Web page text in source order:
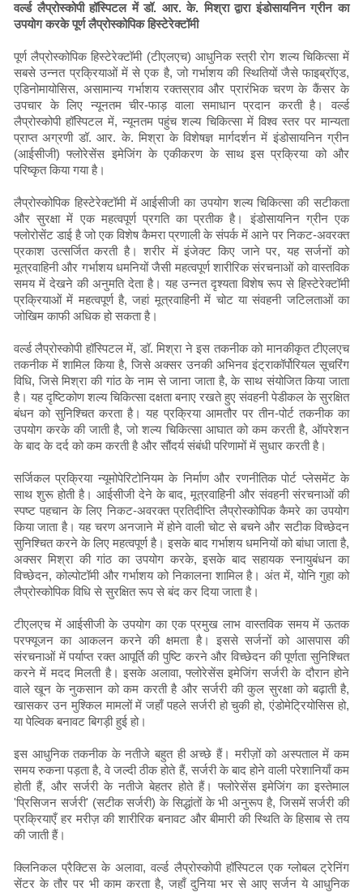
वर्ल्ड लैप्रोस्कोपी हॉस्पिटल में डॉ. आर. के. मिश्रा द्वारा इंडोसायनिन ग्रीन का
उपयोग करके पूर्ण लैप्रोस्कोपिक हिस्टेरेक्टॉमी
पूर्ण लैप्रोस्कोपिक हिस्टेरेक्टॉमी (टीएलएच) आधुनिक स्त्री रोग शल्य चिकित्सा में
सबसे उन्नत प्रक्रियाओं में से एक है, जो गर्भाशय की स्थितियों जैसे फाइब्रॉएड,
एडिनोमायोसिस, असामान्य गर्भाशय रक्तस्राव और प्रारंभिक चरण के कैंसर के
उपचार के लिए न्यूनतम चीर-फाड़ वाला समाधान प्रदान करती है। वर्ल्ड
लैप्रोस्कोपी हॉस्पिटल में, न्यूनतम पहुंच शल्य चिकित्सा में विश्व स्तर पर मान्यता
प्राप्त अग्रणी डॉ. आर. के. मिश्रा के विशेषज्ञ मार्गदर्शन में इंडोसायनिन ग्रीन
(आईसीजी) फ्लोरेसेंस इमेजिंग के एकीकरण के साथ इस प्रक्रिया को और
परिष्कृत किया गया है।
लैप्रोस्कोपिक हिस्टेरेक्टॉमी में आईसीजी का उपयोग शल्य चिकित्सा की सटीकता
और सुरक्षा में एक महत्वपूर्ण प्रगति का प्रतीक है। इंडोसायनिन ग्रीन एक
फ्लोरोसेंट डाई है जो एक विशेष कैमरा प्रणाली के संपर्क में आने पर निकट-अवरक्त
प्रकाश उत्सर्जित करती है। शरीर में इंजेक्ट किए जाने पर, यह सर्जनों को
मूत्रवाहिनी और गर्भाशय धमनियों जैसी महत्वपूर्ण शारीरिक संरचनाओं को वास्तविक
समय में देखने की अनुमति देता है। यह उन्नत दृश्यता विशेष रूप से हिस्टेरेक्टॉमी
प्रक्रियाओं में महत्वपूर्ण है, जहां मूत्रवाहिनी में चोट या संवहनी जटिलताओं का
जोखिम काफी अधिक हो सकता है।
वर्ल्ड लैप्रोस्कोपी हॉस्पिटल में, डॉ. मिश्रा ने इस तकनीक को मानकीकृत टीएलएच
तकनीक में शामिल किया है, जिसे अक्सर उनकी अभिनव इंट्राकॉर्पोरियल सूचरिंग
विधि, जिसे मिश्रा की गांठ के नाम से जाना जाता है, के साथ संयोजित किया जाता
है। यह दृष्टिकोण शल्य चिकित्सा दक्षता बनाए रखते हुए संवहनी पेडीकल के सुरक्षित
बंधन को सुनिश्चित करता है। यह प्रक्रिया आमतौर पर तीन-पोर्ट तकनीक का
उपयोग करके की जाती है, जो शल्य चिकित्सा आघात को कम करती है, ऑपरेशन
के बाद के दर्द को कम करती है और सौंदर्य संबंधी परिणामों में सुधार करती है।
सर्जिकल प्रक्रिया न्यूमोपेरिटोनियम के निर्माण और रणनीतिक पोर्ट प्लेसमेंट के
साथ शुरू होती है। आईसीजी देने के बाद, मूत्रवाहिनी और संवहनी संरचनाओं की
स्पष्ट पहचान के लिए निकट-अवरक्त प्रतिदीप्ति लैप्रोस्कोपिक कैमरे का उपयोग
किया जाता है। यह चरण अनजाने में होने वाली चोट से बचने और सटीक विच्छेदन
सुनिश्चित करने के लिए महत्वपूर्ण है। इसके बाद गर्भाशय धमनियों को बांधा जाता है,
अक्सर मिश्रा की गांठ का उपयोग करके, इसके बाद सहायक स्नायुबंधन का
विच्छेदन, कोल्पोटॉमी और गर्भाशय को निकालना शामिल है। अंत में, योनि गुहा को
लैप्रोस्कोपिक विधि से सुरक्षित रूप से बंद कर दिया जाता है।
टीएलएच में आईसीजी के उपयोग का एक प्रमुख लाभ वास्तविक समय में ऊतक
परफ्यूजन का आकलन करने की क्षमता है। इससे सर्जनों को आसपास की
संरचनाओं में पर्याप्त रक्त आपूर्ति की पुष्टि करने और विच्छेदन की पूर्णता सुनिश्चित
करने में मदद मिलती है। इसके अलावा, फ्लोरेसेंस इमेजिंग सर्जरी के दौरान होने
वाले खून के नुकसान को कम करती है और सर्जरी की कुल सुरक्षा को बढ़ाती है,
खासकर उन मुश्किल मामलों में जहाँ पहले सर्जरी हो चुकी हो, एंडोमेट्रियोसिस हो,
या पेल्विक बनावट बिगड़ी हुई हो।
इस आधुनिक तकनीक के नतीजे बहुत ही अच्छे हैं। मरीज़ों को अस्पताल में कम
समय रुकना पड़ता है, वे जल्दी ठीक होते हैं, सर्जरी के बाद होने वाली परेशानियाँ कम
होती हैं, और सर्जरी के नतीजे बेहतर होते हैं। फ्लोरेसेंस इमेजिंग का इस्तेमाल
'प्रिसिजन सर्जरी' (सटीक सर्जरी) के सिद्धांतों के भी अनुरूप है, जिसमें सर्जरी की
प्रक्रियाएँ हर मरीज़ की शारीरिक बनावट और बीमारी की स्थिति के हिसाब से तय
की जाती हैं।
क्लिनिकल प्रैक्टिस के अलावा, वर्ल्ड लैप्रोस्कोपी हॉस्पिटल एक ग्लोबल ट्रेनिंग
सेंटर के तौर पर भी काम करता है, जहाँ दुनिया भर से आए सर्जन ये आधुनिक